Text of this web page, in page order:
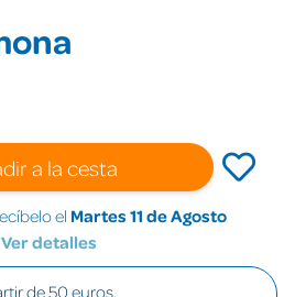
a la cesta
el Martes 11 de Agosto
Ver detalles
de 50 euros.